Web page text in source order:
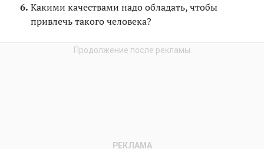
Какими качествами надо обладать, чтобы
привлечь такого человека?